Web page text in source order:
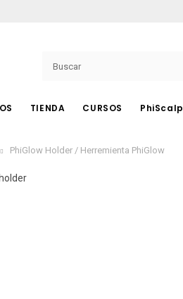
TIENDA CURSOS PhiScalp
PhiGlow Holder / Herremienta PhiGlow